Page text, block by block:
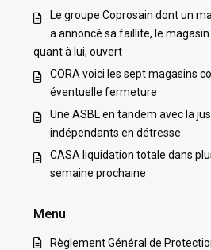
Le groupe Coprosain dont un
a annoncé sa faillite, le
quant à lui, ouvert
CORA voici les sept magasins
éventuelle fermeture
Une ASBL en tandem avec la
indépendants en détresse
CASA liquidation totale dans
semaine prochaine
Menu
Règlement Général de